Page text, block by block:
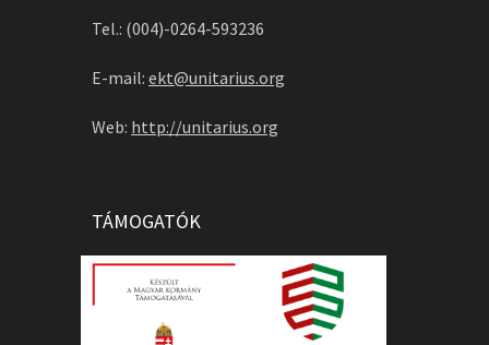
Tel.: (004)-0264-593236
E-mail: ekt@unitarius.org
Web: http://unitarius.org
TÁMOGATÓK